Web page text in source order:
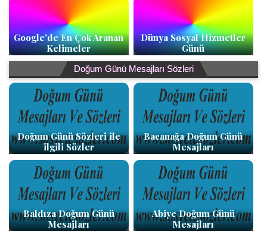
Google’de En Çok Aranan
Kelimeler
Dünya Sosyal Hizmetler
Günü
Doğum Günü Mesajları Sözleri
Doğum Günü Sözleri ile
ilgili Sözler
Bacanağa Doğum Günü
Mesajları
Baldıza Doğum Günü
Mesajları
Abiye Doğum Günü
Mesajları